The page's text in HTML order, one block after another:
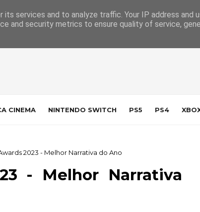
Contacto
CINEMA NINTENDO SWITCH PS5 PS4
2023 - Melhor Narrativa do Ano
- Melhor Narrativa
services and to analyze traffic. Your IP address and
and security metrics to ensure quality of service,